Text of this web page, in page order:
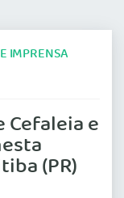
IMPRENSA
Cefaleia e
(PR)